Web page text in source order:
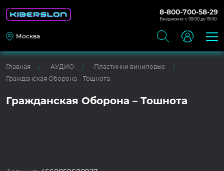
8-800-700-58-29
Ежедневно: с 09:00 до 19:00
Москва
Главная АУДИО
Пластинки виниловые
Гражданская Оборона – Тошнота
Гражданская Оборона – Тошнота